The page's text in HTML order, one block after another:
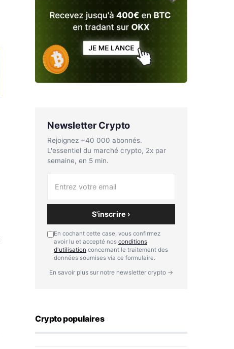
Newsletter Crypto
Rejoignez +40 000 abonnés.
L'essentiel du marché crypto, 2x par
semaine, en 5 min.
S'inscrire ›
En cochant cette case, vous confirmez
avoir lu et accepté nos conditions
d'utilisation concernant le traitement des
données soumises via ce formulaire.
En savoir plus sur notre newsletter crypto →
Crypto populaires